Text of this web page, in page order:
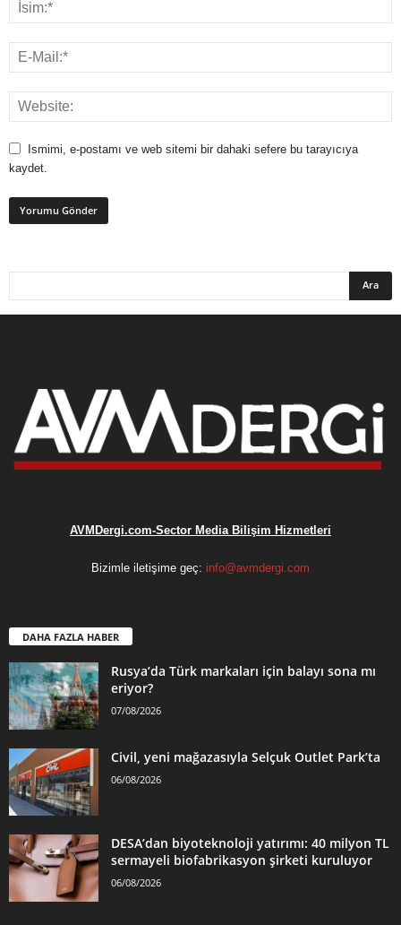
Ismimi, e-postamı ve web sitemi bir dahaki sefere bu tarayıcıya
kaydet.
AVMDergi.com-Sector Media Bilişim Hizmetleri
Bizimle iletişime geç: info@avmdergi.com
DAHA FAZLA HABER
Rusya’da Türk markaları için balayı sona mı
eriyor?
07/08/2026
Civil, yeni mağazasıyla Selçuk Outlet Park’ta
06/08/2026
DESA’dan biyoteknoloji yatırımı: 40 milyon TL
sermayeli biofabrikasyon şirketi kuruluyor
06/08/2026